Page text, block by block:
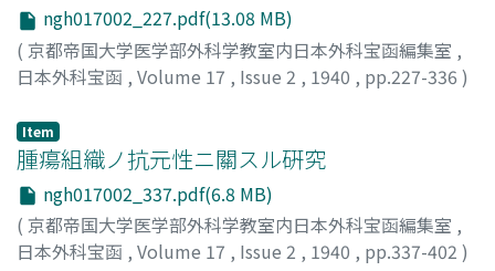
ngh017002_227.pdf(13.08 MB)
( 京都帝国大学医学部外科学教室内日本外科宝函編集室 ,
日本外科宝函 , Volume 17 , Issue 2 , 1940 , pp.227-336 )
Item
腫瘍組織ノ抗元性ニ關スル硏究
ngh017002_337.pdf(6.8 MB)
( 京都帝国大学医学部外科学教室内日本外科宝函編集室 ,
日本外科宝函 , Volume 17 , Issue 2 , 1940 , pp.337-402 )